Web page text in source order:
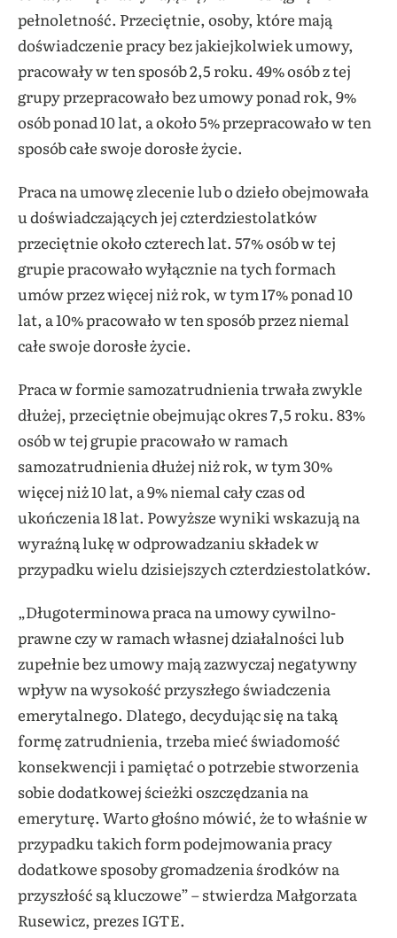
pełnoletność. Przeciętnie, osoby, które mają
doświadczenie pracy bez jakiejkolwiek umowy,
pracowały w ten sposób 2,5 roku. 49% osób z tej
grupy przepracowało bez umowy ponad rok, 9%
osób ponad 10 lat, a około 5% przepracowało w ten
sposób całe swoje dorosłe życie.
Praca na umowę zlecenie lub o dzieło obejmowała
u doświadczających jej czterdziestolatków
przeciętnie około czterech lat. 57% osób w tej
grupie pracowało wyłącznie na tych formach
umów przez więcej niż rok, w tym 17% ponad 10
lat, a 10% pracowało w ten sposób przez niemal
całe swoje dorosłe życie.
Praca w formie samozatrudnienia trwała zwykle
dłużej, przeciętnie obejmując okres 7,5 roku. 83%
osób w tej grupie pracowało w ramach
samozatrudnienia dłużej niż rok, w tym 30%
więcej niż 10 lat, a 9% niemal cały czas od
ukończenia 18 lat. Powyższe wyniki wskazują na
wyraźną lukę w odprowadzaniu składek w
przypadku wielu dzisiejszych czterdziestolatków.
„Długoterminowa praca na umowy cywilno-
prawne czy w ramach własnej działalności lub
zupełnie bez umowy mają zazwyczaj negatywny
wpływ na wysokość przyszłego świadczenia
emerytalnego. Dlatego, decydując się na taką
formę zatrudnienia, trzeba mieć świadomość
konsekwencji i pamiętać o potrzebie stworzenia
sobie dodatkowej ścieżki oszczędzania na
emeryturę. Warto głośno mówić, że to właśnie w
przypadku takich form podejmowania pracy
dodatkowe sposoby gromadzenia środków na
przyszłość są kluczowe” – stwierdza Małgorzata
Rusewicz, prezes IGTE.